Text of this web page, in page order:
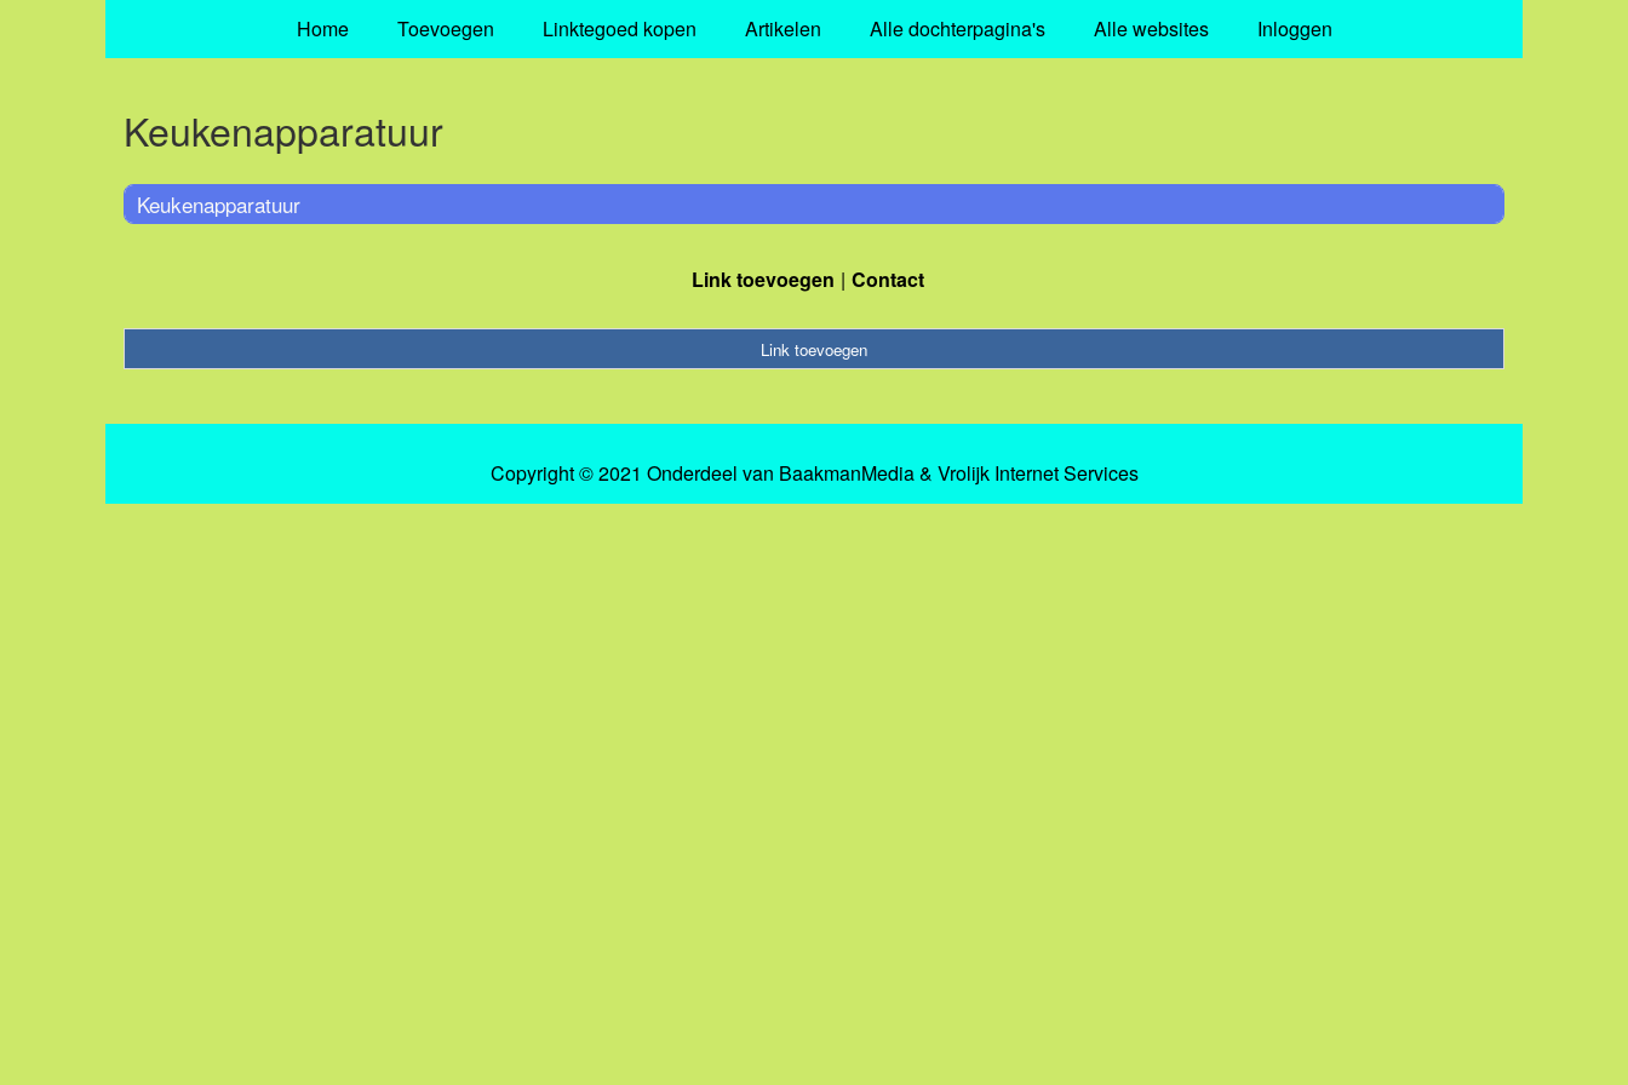
Home Toevoegen Linktegoed kopen Artikelen Alle dochterpagina's Alle websites Inloggen
Keukenapparatuur
Keukenapparatuur
Link toevoegen Contact
Link toevoegen
Copyright © 2021 Onderdeel van BaakmanMedia& Vrolijk Internet Services